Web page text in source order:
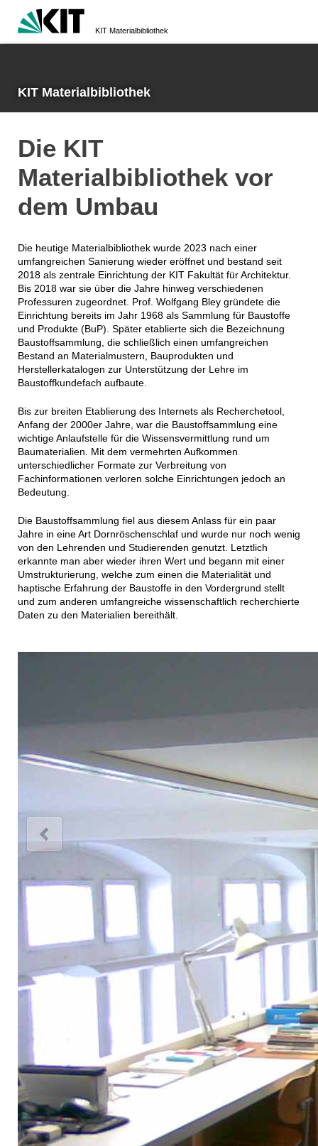
KIT Materialbibliothek
KIT Materialbibliothek
Die KIT
Materialbibliothek vor
dem Umbau
Die heutige Materialbibliothek wurde 2023 nach einer
umfangreichen Sanierung wieder eröffnet und bestand seit
2018 als zentrale Einrichtung der KIT Fakultät für Architektur.
Bis 2018 war sie über die Jahre hinweg verschiedenen
Professuren zugeordnet. Prof. Wolfgang Bley gründete die
Einrichtung bereits im Jahr 1968 als Sammlung für Baustoffe
und Produkte (BuP). Später etablierte sich die Bezeichnung
Baustoffsammlung, die schließlich einen umfangreichen
Bestand an Materialmustern, Bauprodukten und
Herstellerkatalogen zur Unterstützung der Lehre im
Baustoffkundefach aufbaute.
Bis zur breiten Etablierung des Internets als Recherchetool,
Anfang der 2000er Jahre, war die Baustoffsammlung eine
wichtige Anlaufstelle für die Wissensvermittlung rund um
Baumaterialien. Mit dem vermehrten Aufkommen
unterschiedlicher Formate zur Verbreitung von
Fachinformationen verloren solche Einrichtungen jedoch an
Bedeutung.
Die Baustoffsammlung fiel aus diesem Anlass für ein paar
Jahre in eine Art Dornröschenschlaf und wurde nur noch wenig
von den Lehrenden und Studierenden genutzt. Letztlich
erkannte man aber wieder ihren Wert und begann mit einer
Umstrukturierung, welche zum einen die Materialität und
haptische Erfahrung der Baustoffe in den Vordergrund stellt
und zum anderen umfangreiche wissenschaftlich recherchierte
Daten zu den Materialien bereithält.